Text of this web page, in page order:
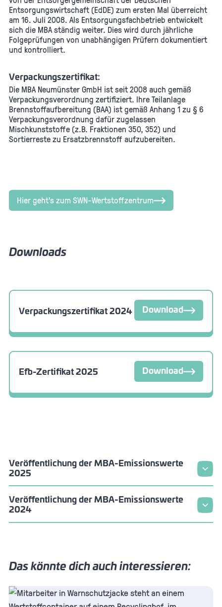
Entsorgungswirtschaft (EdDE) zum ersten Mal überreicht
am 16. Juli 2008. Als Entsorgungsfachbetrieb entwickelt
sich die MBA ständig weiter. Dies wird durch jährliche
Folgeprüfungen von unabhängigen Prüfern dokumentiert
und kontrolliert.
Verpackungszertifikat:
Die MBA Neumünster GmbH ist seit 2008 auch gemäß
Verpackungsverordnung zertifiziert. Ihre Teilanlage
Brennstoffaufbereitung (BAA) ist gemäß Anhang 1 zu § 6
Verpackungsverordnung dafür zugelassen
Mischkunststoffe (z.B. Fraktionen 350, 352) und
Sortierreste zu Ersatzbrennstoff aufzubereiten.
Hier geht's zum SWN-Wertstoffzentrum
Downloads
Verpackungszertifikat 2024 Download
Efb-Zertifikat 2025 Download
Veröffentlichung der MBA-Emissionswerte
2025
Veröffentlichung der MBA-Emissionswerte
2024
Das könnte dich auch interessieren: